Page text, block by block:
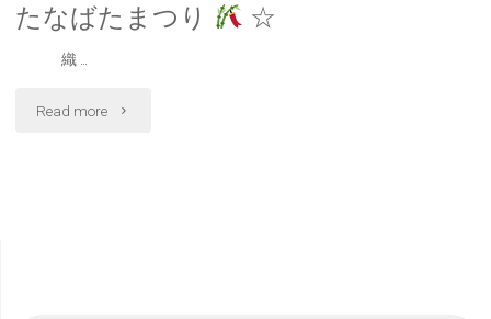
たなばたまつり ☆
織 …
Read more "た